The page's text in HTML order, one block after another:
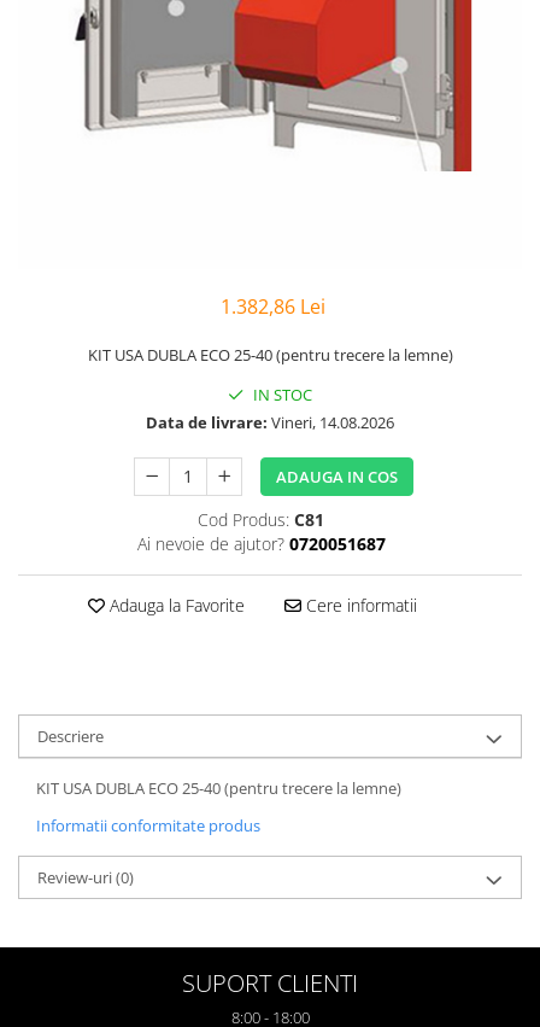
Vas de acumulare 200 lt pentru
pompa de caldura
Dedurizare apa
1.382,86 Lei
KIT USA DUBLA ECO 25-40 (pentru trecere la lemne)
IN STOC
Data de livrare: Vineri, 14.08.2026
ADAUGA IN COS
Cod Produs: C81
Ai nevoie de ajutor? 0720051687
Adauga la Favorite Cere informatii
Descriere
KIT USA DUBLA ECO 25-40 (pentru trecere la lemne)
Informatii conformitate produs
Review-uri(0)
SUPORT CLIENTI
8:00 - 18:00